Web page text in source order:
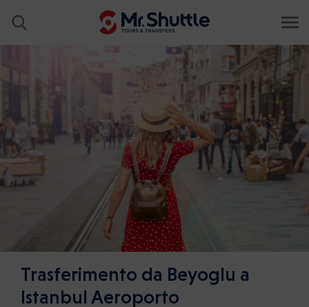
Trasferimento da Beyoglu a
Istanbul Aeroporto